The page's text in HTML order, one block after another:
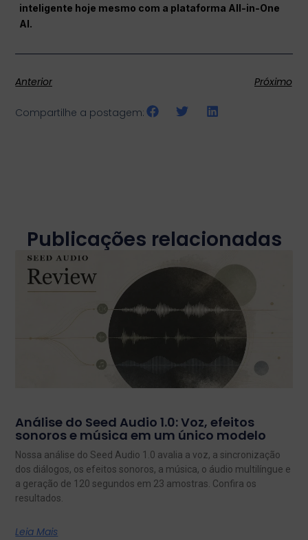
inteligente hoje mesmo com a plataforma All-in-One
AI.
Anterior Próximo
Compartilhe a postagem:
Publicações relacionadas
Análise do Seed Audio 1.0: Voz, efeitos
sonoros e música em um único modelo
Nossa análise do Seed Audio 1.0 avalia a voz, a sincronização
dos diálogos, os efeitos sonoros, a música, o áudio multilíngue e
a geração de 120 segundos em 23 amostras. Confira os
resultados.
Leia Mais